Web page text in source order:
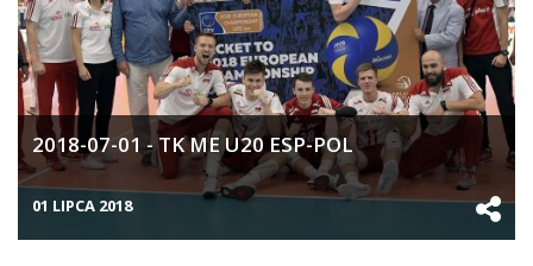
2018-07-01 - TK ME U20 ESP-POL
01 LIPCA 2018